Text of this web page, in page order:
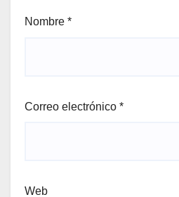
Nombre *
Correo electrónico *
Web